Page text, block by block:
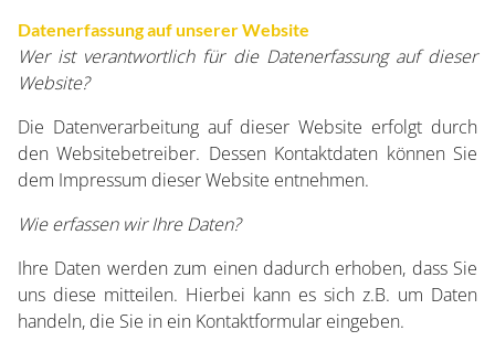
Datenerfassung auf unserer Website
Wer ist verantwortlich für die Datenerfassung auf dieser
Website?
Die Datenverarbeitung auf dieser Website erfolgt durch
den Websitebetreiber. Dessen Kontaktdaten können Sie
dem Impressum dieser Website entnehmen.
Wie erfassen wir Ihre Daten?
Ihre Daten werden zum einen dadurch erhoben, dass Sie
uns diese mitteilen. Hierbei kann es sich z.B. um Daten
handeln, die Sie in ein Kontaktformular eingeben.